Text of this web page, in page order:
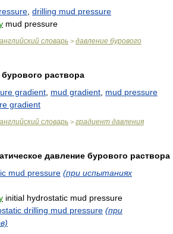
drilling mud pressure
mud pressure
словарь > давление бурового
раствора
gradient mud gradient mud pressure
gradient
словарь > градиент давления
давление бурового раствора
mud pressure (при испытаниях
initial hydrostatic mud pressure
drilling mud pressure (при